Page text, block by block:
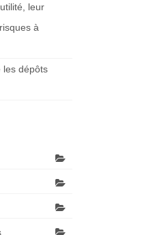
leur
à
les dépôts